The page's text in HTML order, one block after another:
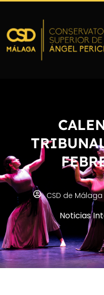
CSD de Málaga
Noticias